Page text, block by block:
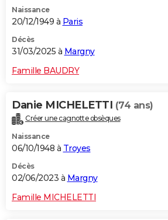
Destinations
City break
Voyage nature
Voyage de noces
Forum
Climat
+PHOTO
GUIDES D'ACHAT
Carte de Noël
Carte Bonne année
Carte Saint-Valentin
Carte Pâques
Carte d'anniversaire
DICTIONNAIRE
Dictionnaire
Biographies
Citations
Expressions
Proverbes
PROGRAMME TV
S'inscrire
Se connecter
Lycées
Collèges
Primaires
Universités
Entreprises
Service militaire
Avis de recherche
AVIS DE DÉCÈS
FORUM
Naissance
20/12/1949 à Paris
Décès
31/03/2025 à Margny
Famille BAUDRY
Danie MICHELETTI (74 ans)
Créer une cagnotte obsèques
Naissance
06/10/1948 à Troyes
Décès
02/06/2023 à Margny
Famille MICHELETTI